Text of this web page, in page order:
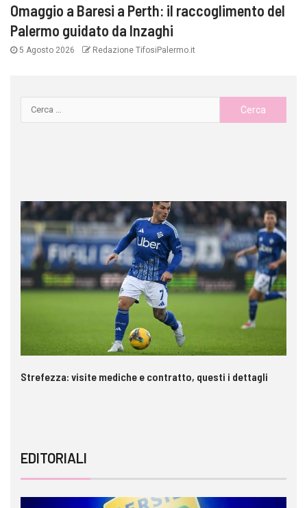
Omaggio a Baresi a Perth: il raccoglimento del
Palermo guidato da Inzaghi
5 Agosto 2026 Redazione TifosiPalermo.it
Strefezza: visite mediche e contratto, questi i dettagli
EDITORIALI